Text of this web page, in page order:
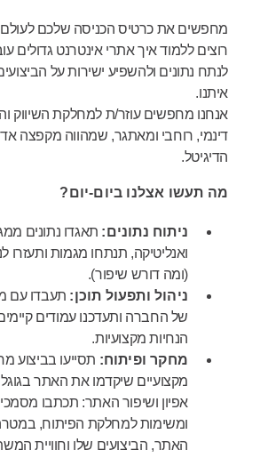
מחפשים את כרטיס הכניסה שלכם לעולם
רוצים ללמוד איך אתרי אינטרנט גדולים
לנתח נתונים ולהשפיע ישירות על
איתנו.
אנחנו מחפשים עוזר/ת למחלקת השיווק
דינמי, רוחבי ומאתגר, שמהווה מקפצה
הדיגיטל.
מה תעשו אצלנו ביום-יום?
ניתוח נתונים: תאגדו נתונים
ואנליטיקה, תנתחו מגמות ותעזרו
(ומה דורש שיפור).
ניהול ותפעול תוכן: תעבדו עם
של החברה ותעדכנו עמודים
הנחיות מקצועיות.
מחקר ופיתוח: תסייעו בביצוע
מקצועיים שיקדמו את האתר
אפיון ושיפור האתר: תכתבו מסמכי
ומשימות למחלקת הפיתוח,
האתר, הביצועים שלו וחוויית